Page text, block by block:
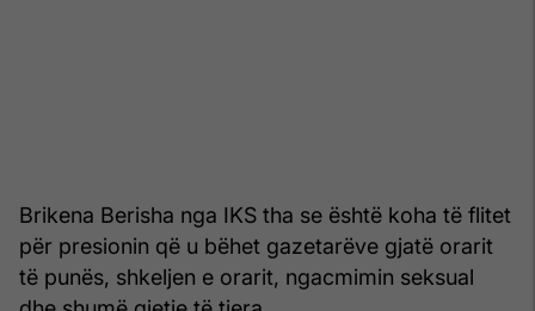
Brikena Berisha nga IKS tha se është koha të flitet
për presionin që u bëhet gazetarëve gjatë orarit
të punës, shkeljen e orarit, ngacmimin seksual